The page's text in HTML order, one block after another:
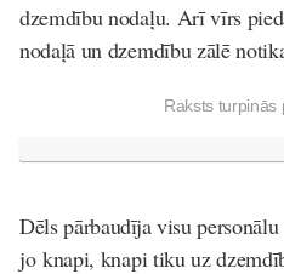
dzemdību nodaļu. Arī vīrs
nodaļā un dzemdību zālē
Raksts turpinās
Dēls pārbaudīja visu
jo knapi, knapi tiku uz